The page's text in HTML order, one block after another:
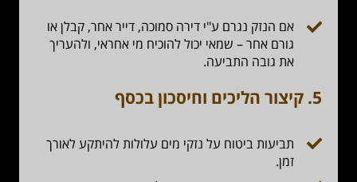
אם הנזק נגרם ע"י דירה סמוכה, דייר אחר, קבלן או
גורם אחר – שמאי יכול להוכיח מי אחראי, ולהעריך
את גובה התביעה.
5. קיצור הליכים וחיסכון בכסף
תביעות ביטוח על נזקי מים עלולות להיתקע לאורך
זמן.